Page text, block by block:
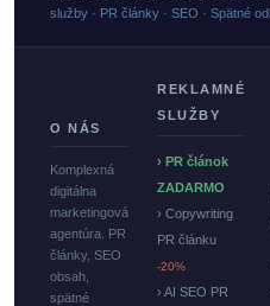
služby · PR články · SEO · Spätné
O NÁS
Komplexná
digitálna
marketingová
agentúra. PR
články, SEO
obsah,
spätné
REKLAMNÉ
SLUŽBY
› PR článok
ZADARMO
› Copywriting
PR článku
-20%
› AI SEO PR